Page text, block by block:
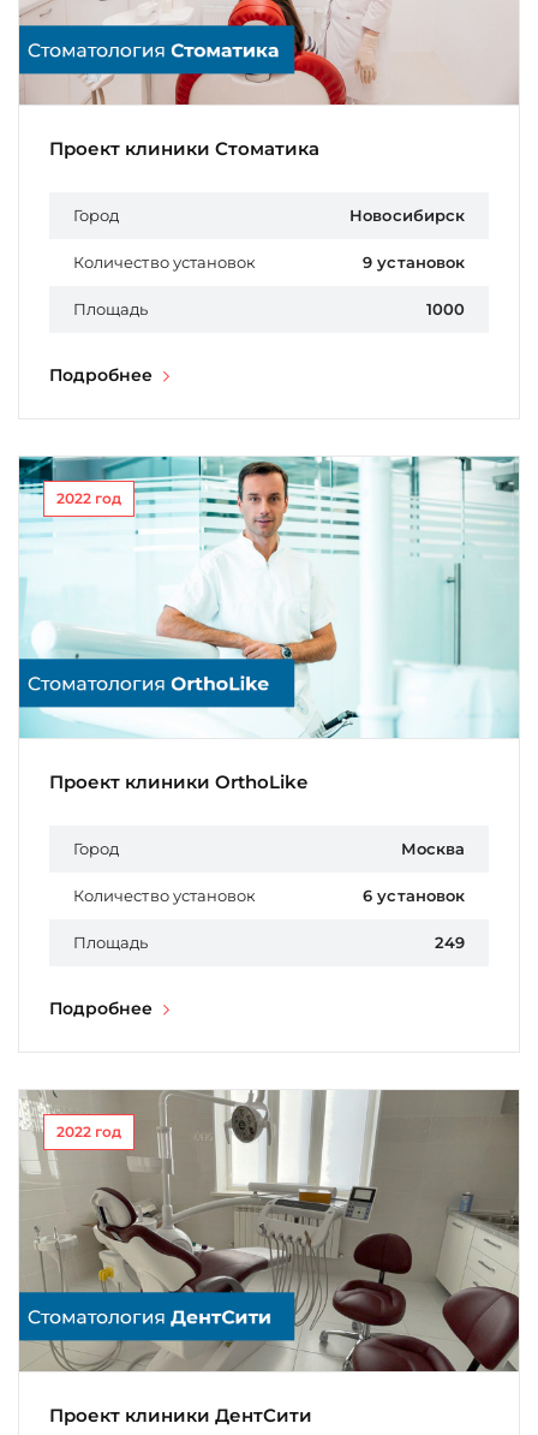
Проект клиники Стоматика
Город Новосибирск
Количество установок 9 установок
Площадь 1000
Подробнее
2022 год
Проект клиники OrthoLike
Город Москва
Количество установок 6 установок
Площадь 249
Подробнее
2022 год
Проект клиники ДентСити